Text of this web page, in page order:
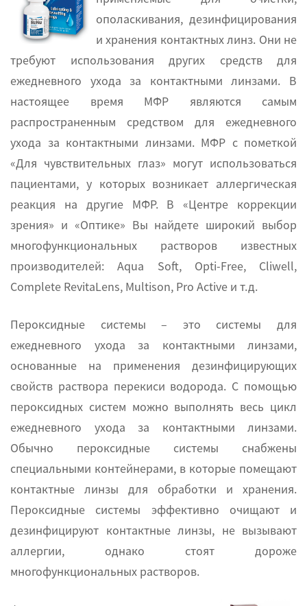
ополаскивания, дезинфицирования
и хранения контактных линз. Они не
требуют использования других средств для
ежедневного ухода за контактными линзами. В
настоящее время МФР являются самым
распространенным средством для ежедневного
ухода за контактными линзами. МФР с пометкой
«Для чувствительных глаз» могут использоваться
пациентами, у которых возникает аллергическая
реакция на другие МФР. В «Центре коррекции
зрения» и «Оптике» Вы найдете широкий выбор
многофункциональных растворов известных
производителей: Aqua Soft, Opti-Free, Cliwell,
Complete RevitaLens, Multison, Pro Active и т.д.
Пероксидные системы – это системы для
ежедневного ухода за контактными линзами,
основанные на применения дезинфицирующих
свойств раствора перекиси водорода. С помощью
пероксидных систем можно выполнять весь цикл
ежедневного ухода за контактными линзами.
Обычно пероксидные системы снабжены
специальными контейнерами, в которые помещают
контактные линзы для обработки и хранения.
Пероксидные системы эффективно очищают и
дезинфицируют контактные линзы, не вызывают
аллергии, однако стоят дороже
многофункциональных растворов.